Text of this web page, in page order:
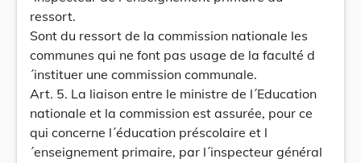
ressort.
Sont du ressort de la commission nationale les
communes qui ne font pas usage de la faculté d
´instituer une commission communale.
Art. 5. La liaison entre le ministre de l´Education
nationale et la commission est assurée, pour ce
qui concerne l´éducation préscolaire et l
´enseignement primaire, par l´inspecteur général